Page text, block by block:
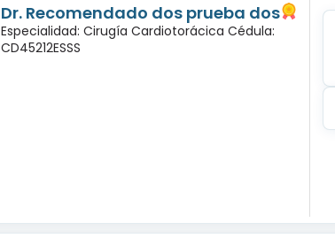
Dr. Recomendado dos prueba dos
Especialidad: Cirugía Cardiotorácica Cédula:
CD45212ESSS